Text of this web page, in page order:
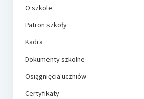
O szkole
Patron szkoły
Kadra
Dokumenty szkolne
Osiągnięcia uczniów
Certyfikaty